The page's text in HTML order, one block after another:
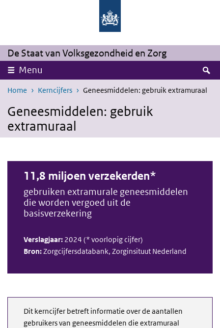
Overslaan en naar de inhoud gaan
De Staat van Volksgezondheid en Zorg
Menu
Home Kerncijfers Geneesmiddelen: gebruik extramuraal
Geneesmiddelen: gebruik
extramuraal
11,8 miljoen verzekerden*
gebruiken extramurale geneesmiddelen
die worden vergoed uit de
basisverzekering
Verslagjaar: 2024 (* voorlopig cijfer)
Bron:Zorgcijfersdatabank, Zorginsituut Nederland
Dit kerncijfer betreft informatie over de aantallen
gebruikers van geneesmiddelen die extramuraal